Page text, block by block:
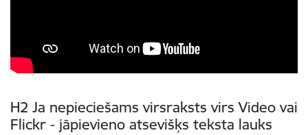
H2 Ja nepieciešams virsraksts virs Video vai
Flickr - jāpievieno atsevišķs teksta lauks